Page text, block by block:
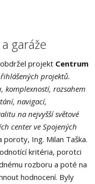
garáže
projekt Centrum
projektů.
komplexností, rozsahem
navigací,
na nejvyšší světové
center ve Spojených
Ing. Milan Taška.
kritéria, porotci
rozboru a poté na
hodnocení. Byly